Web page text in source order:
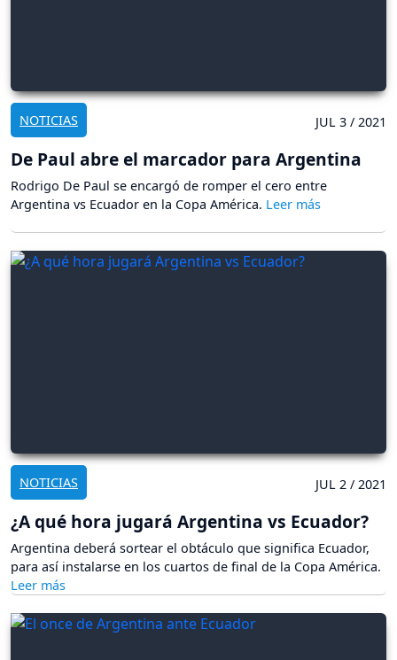
NOTICIAS JUL 3 / 2021
De Paul abre el marcador para Argentina
Rodrigo De Paul se encargó de romper el cero entre
Argentina vs Ecuador en la Copa América.
NOTICIAS JUL 2 / 2021
¿A qué hora jugará Argentina vs Ecuador?
Argentina deberá sortear el obtáculo que significa Ecuador,
para así instalarse en los cuartos de final de la Copa América.